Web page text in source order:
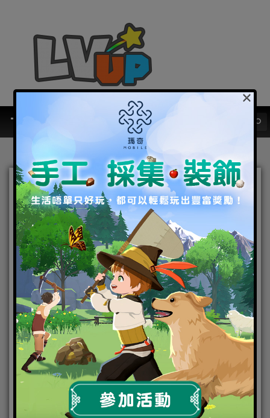
異世界神話冒險RPG《朝歌
封神誌》事前預約開跑！送
五種族自選SSR！
2021-02-05|Android,IOS,手機遊戲 焦點新聞
朝歌封神
誌
×